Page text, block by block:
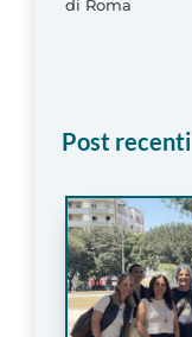
di Roma
Post recenti